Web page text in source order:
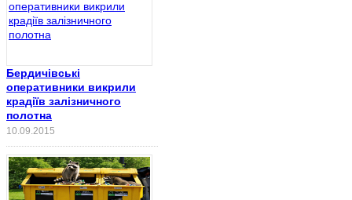
Бердичівські
оперативники викрили
крадіїв залізничного
полотна
10.09.2015